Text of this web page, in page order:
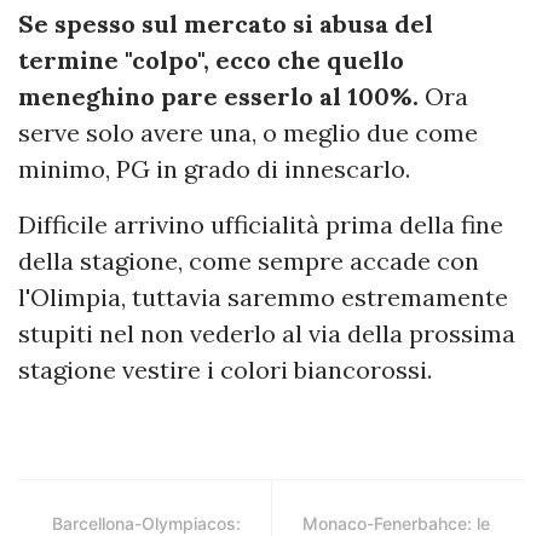
Se spesso sul mercato si abusa del
termine "colpo", ecco che quello
meneghino pare esserlo al 100%. Ora
serve solo avere una, o meglio due come
minimo, PG in grado di innescarlo.
Difficile arrivino ufficialità prima della fine
della stagione, come sempre accade con
l'Olimpia, tuttavia saremmo estremamente
stupiti nel non vederlo al via della prossima
stagione vestire i colori biancorossi.
Barcellona-Olympiacos:
Monaco-Fenerbahce: le